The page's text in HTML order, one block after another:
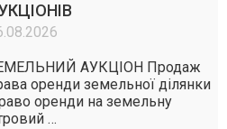
АУКЦІОН Продаж
оренди земельної ділянки
оренди на земельну
…